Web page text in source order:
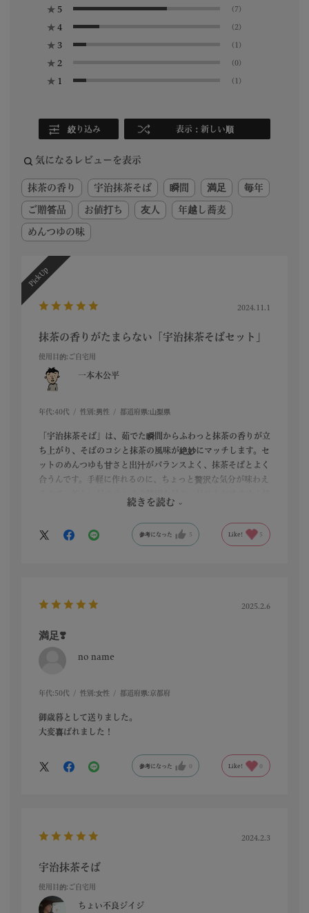
★ 5 (7)
★ 4 (2)
★ 3 (1)
★ 2 (0)
★ 1 (1)
絞り込み 表示：新しい順
気になるレビューを表示
抹茶の香り 宇治抹茶そば 瞬間 満足 毎年
ご贈答品 お値打ち 友人 年越し蕎麦
めんつゆの味
2024.11.1
抹茶の香りがたまらない「宇治抹茶そばセット」
使用目的:ご自宅用
一本木公平
年代:40代 性別: 男性 都道府県: 山梨県
「宇治抹茶そば」は、茹でた瞬間からふわっと抹茶の香りが立
ち上がり、そばのコシと抹茶の風味が絶妙にマッチします。セ
ットのめんつゆも甘さと出汁がバランスよく、抹茶そばとよく
合うんです。手軽に作れるのに、ちょっと贅沢な気分が味わえ
茶好きの方なら、絶対に楽しめる一品ですよ。
続きを読む
参考になった 5 Like! 5
2025.2.6
満足❣️
no name
年代: 50代 性別:女性 都道府県: 京都府
御歳暮として送りました。
大変喜ばれました！
参考になった 0 Like! 0
2024.2.3
宇治抹茶そば
使用目的:ご自宅用
ちょい不良ジイジ